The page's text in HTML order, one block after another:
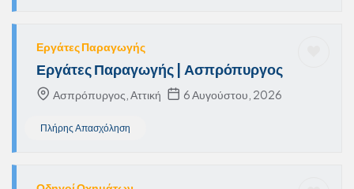
Εργάτες Παραγωγής
Εργάτες Παραγωγής | Ασπρόπυργος
Ασπρόπυργος, Αττική 6 Αυγούστου, 2026
Πλήρης Απασχόληση